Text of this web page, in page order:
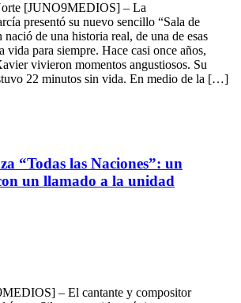
[JUNO9MEDIOS] – La
presentó su nuevo sencillo “Sala de
nació de una historia real, de una de esas
vida para siempre. Hace casi once años,
vivieron momentos angustiosos. Su
22 minutos sin vida. En medio de la […]
“Todas las Naciones”: un
un llamado a la unidad
– El cantante y compositor